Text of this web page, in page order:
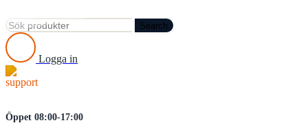
Search
Logga in
Öppet 08:00-17:00